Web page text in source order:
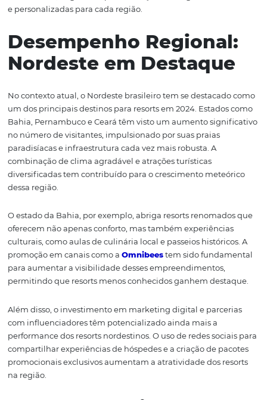
Pernambuco, têm atraído um número crescente de
marketing digital e a promoção em plataformas de
online têm sido cruciais para esse crescimento. Por sua
resorts na região Sul, especialmente no Rio Grande do
como turismo de aventura e ecoturismo, o que também
seu desempenho.
A importância de compreender o cenário regional é
características locais, como clima, cultura e atrativos
influenciam diretamente o desempenho dos resorts.
esses fatores, os gestores podem traçar estratégias mais
Desempenho
Nordeste em
No contexto atual, o Nordeste brasileiro tem se
um dos principais destinos para resorts em 2024.
Bahia, Pernambuco e Ceará têm visto um aumento
no número de visitantes, impulsionado por suas praias
paradisíacas e infraestrutura cada vez mais robusta. A